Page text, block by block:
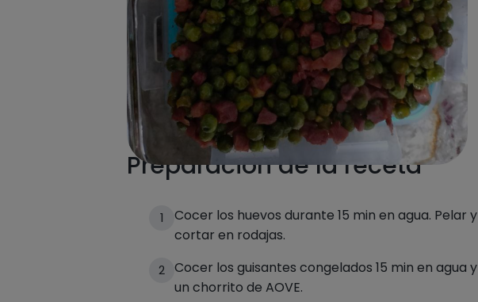
Preparación de la receta
1
Cocer los huevos durante 15 min en agua. Pelar y
cortar en rodajas.
2 Cocer los guisantes congelados 15 min en agua y
un chorrito de AOVE.